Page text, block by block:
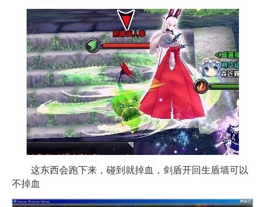
这东西会跑下来，碰到就掉血，剑盾开回生盾墙可以
不掉血